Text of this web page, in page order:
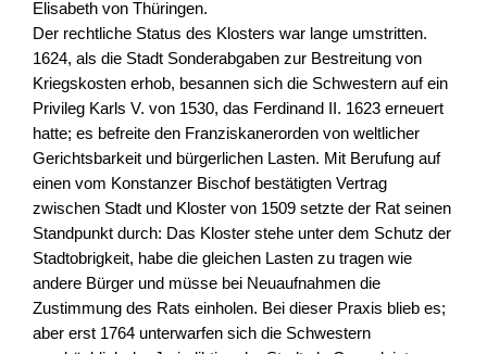
Elisabeth von Thüringen.
Der rechtliche Status des Klosters war lange umstritten.
1624, als die Stadt Sonderabgaben zur Bestreitung von
Kriegskosten erhob, besannen sich die Schwestern auf ein
Privileg Karls V. von 1530, das Ferdinand II. 1623 erneuert
hatte; es befreite den Franziskanerorden von weltlicher
Gerichtsbarkeit und bürgerlichen Lasten. Mit Berufung auf
einen vom Konstanzer Bischof bestätigten Vertrag
zwischen Stadt und Kloster von 1509 setzte der Rat seinen
Standpunkt durch: Das Kloster stehe unter dem Schutz der
Stadtobrigkeit, habe die gleichen Lasten zu tragen wie
andere Bürger und müsse bei Neuaufnahmen die
Zustimmung des Rats einholen. Bei dieser Praxis blieb es;
aber erst 1764 unterwarfen sich die Schwestern